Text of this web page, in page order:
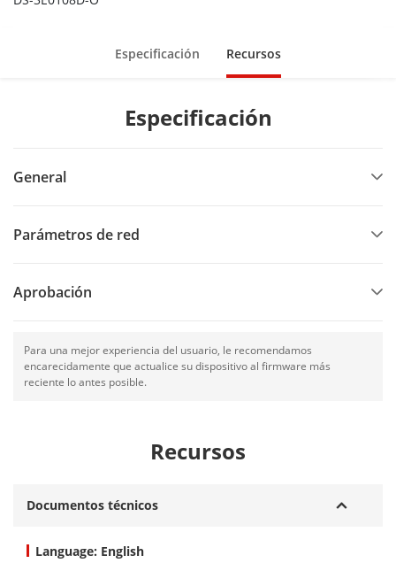
Especificación Recursos
Especificación
General
Parámetros de red
Aprobación
Para una mejor experiencia del usuario, le recomendamos
encarecidamente que actualice su dispositivo al firmware más
reciente lo antes posible.
Recursos
Documentos técnicos
Language: English